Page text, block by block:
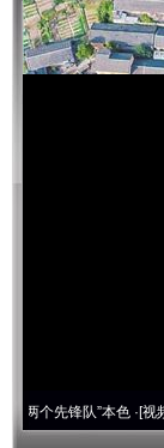
队”本色·[视频]牢记初心